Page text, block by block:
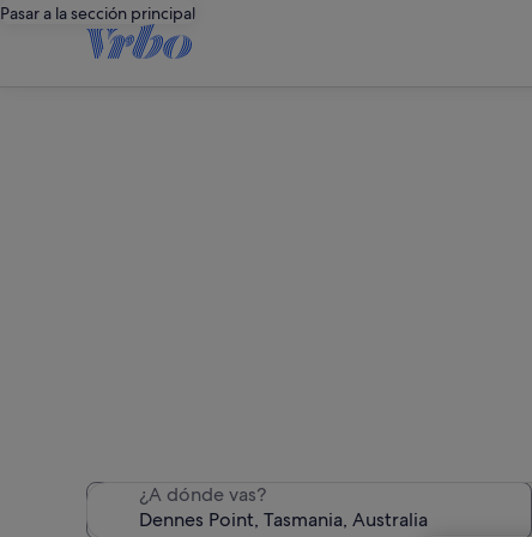
Pasar a la sección principal
¿A dónde vas?